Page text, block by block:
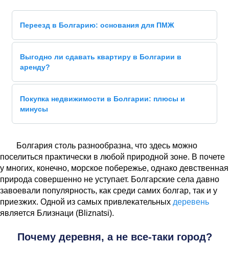
Переезд в Болгарию: основания для ПМЖ
Выгодно ли сдавать квартиру в Болгарии в
аренду?
Покупка недвижимости в Болгарии: плюсы и
минусы
Болгария столь разнообразна, что здесь можно
поселиться практически в любой природной зоне. В почете
у многих, конечно, морское побережье, однако девственная
природа совершенно не уступает. Болгарские села давно
завоевали популярность, как среди самих болгар, так и у
приезжих. Одной из самых привлекательных деревень
является Близнаци (Bliznatsi).
Почему деревня, а не все-таки город?